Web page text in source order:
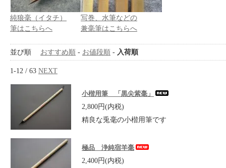
純狼毫（イタチ）
筆はこちらへ
写巻、水筆などの
兼毫筆はこちらへ
並び順 おすすめ順 - お値段順 - 入荷順
1-12 / 63 NEXT
小楷用筆 「黒尖紫毫」
2,800円(内税)
精良な兎毫の小楷用筆です
極品 浄純宿羊毫
2,400円(内税)